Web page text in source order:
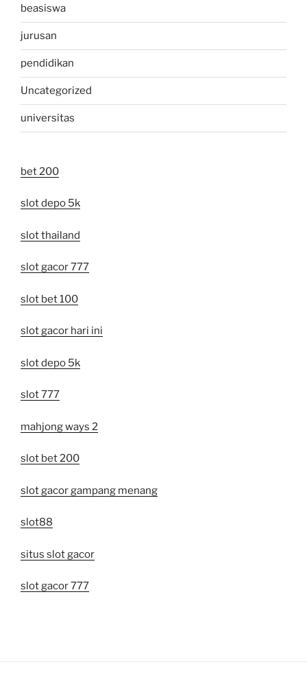
beasiswa
jurusan
pendidikan
Uncategorized
universitas
bet 200
slot depo 5k
slot thailand
slot gacor 777
slot bet 100
slot gacor hari ini
slot depo 5k
slot 777
mahjong ways 2
slot bet 200
slot gacor gampang menang
slot88
situs slot gacor
slot gacor 777